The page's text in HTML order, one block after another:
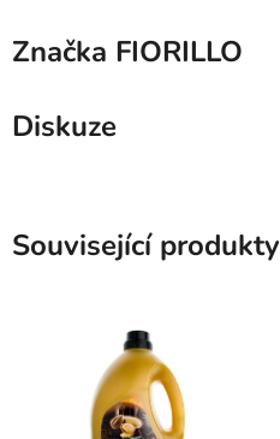
Značka FIORILLO
Diskuze
Související produkty